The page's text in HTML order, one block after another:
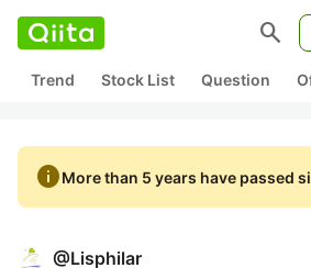
search
Trend Stock List Question
infoMore than 5 years have passed
@Lisphilar